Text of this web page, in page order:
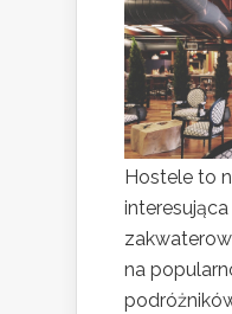
Hostele to
na